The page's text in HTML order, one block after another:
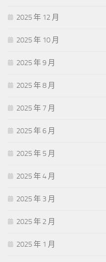
2025 年 12 月
2025 年 10 月
2025 年 9 月
2025 年 8 月
2025 年 7 月
2025 年 6 月
2025 年 5 月
2025 年 4 月
2025 年 3 月
2025 年 2 月
2025 年 1 月